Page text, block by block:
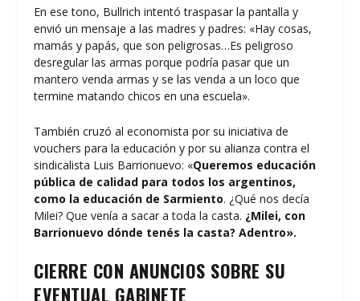
En ese tono, Bullrich intentó traspasar la pantalla y
envió un mensaje a las madres y padres: «Hay cosas,
mamás y papás, que son peligrosas…Es peligroso
desregular las armas porque podría pasar que un
mantero venda armas y se las venda a un loco que
termine matando chicos en una escuela».
También cruzó al economista por su iniciativa de
vouchers para la educación y por su alianza contra el
sindicalista Luis Barrionuevo: «Queremos educación
pública de calidad para todos los argentinos,
como la educación de Sarmiento. ¿Qué nos decía
Milei? Que venía a sacar a toda la casta. ¿Milei, con
Barrionuevo dónde tenés la casta? Adentro».
CIERRE CON ANUNCIOS SOBRE SU
EVENTUAL GABINETE